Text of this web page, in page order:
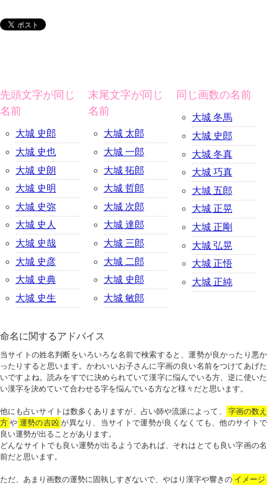
先頭文字が同じ
名前
大城 史郎
大城 史也
大城 史朗
大城 史明
大城 史弥
大城 史人
大城 史哉
大城 史彦
大城 史典
大城 史生
末尾文字が同じ
名前
大城 太郎
大城 一郎
大城 拓郎
大城 哲郎
大城 次郎
大城 達郎
大城 三郎
大城 二郎
大城 史郎
大城 敏郎
同じ画数の名前
大城 冬馬
大城 史郎
大城 冬真
大城 巧真
大城 五郎
大城 正晃
大城 正剛
大城 弘晃
大城 正悟
大城 正純
命名に関するアドバイス
当サイトの姓名判断をいろいろな名前で検索すると、運勢が良かったり悪か
ったりすると思います。かわいいお子さんに字画の良い名前をつけてあげた
いですよね。読みをすでに決められていて漢字に悩んでいる方、逆に使いた
い漢字を決めていて合わせる字を悩んでいる方など様々だと思います。
他にも占いサイトは数多くありますが、占い師や流派によって、
字画の数え
方 や 運勢の吉凶 が異なり、当サイトで運勢が良くなくても、他のサイトで
良い運勢が出ることがあります。
どんなサイトでも良い運勢が出るようであれば、それはとても良い字画の名
前だと思います。
ただ、あまり画数の運勢に固執しすぎないで、やはり漢字や響きの イメージ